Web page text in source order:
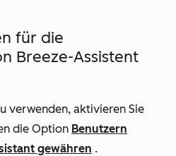
für die
Breeze-Assistent
verwenden, aktivieren Sie
die Option Benutzern
gewähren .